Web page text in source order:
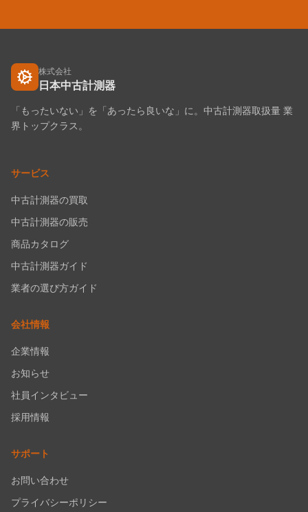
株式会社
日本中古計測器
「もったいない」を「あったら良いな」に。中古計測器取扱量 業
界トップクラス。
サービス
中古計測器の買取
中古計測器の販売
商品カタログ
中古計測器ガイド
業者の選び方ガイド
会社情報
企業情報
お知らせ
社員インタビュー
採用情報
サポート
お問い合わせ
プライバシーポリシー